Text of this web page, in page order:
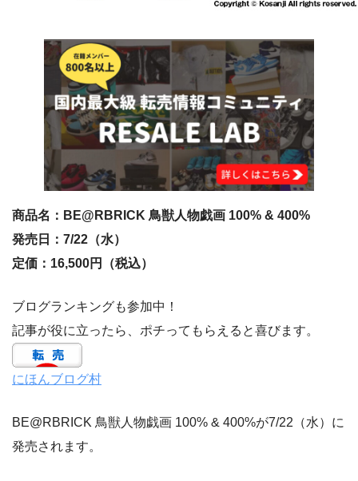
商品名：BE@RBRICK 鳥獣人物戯画 100% & 400%
発売日：7/22（水）
定価：16,500円（税込）
ブログランキングも参加中！
記事が役に立ったら、ポチってもらえると喜びます。
にほんブログ村
BE@RBRICK 鳥獣人物戯画 100% & 400%が7/22（水）に
発売されます。